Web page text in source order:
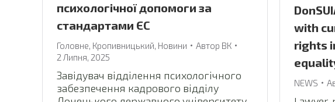
психологічної допомоги за
стандартами ЄС
Головне, Кропивницький, Новини Автор ВК
2 Липня, 2025
Завідувач відділення психологічного
забезпечення кадрового відділу
with
rights
NEWS